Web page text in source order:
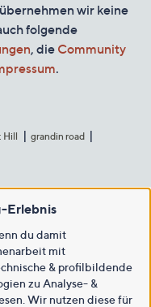
wir keine
folgende
, die Community
.
Hill
grandin road
Erlebnis
du damit
mit
& profilbildende
zu Analyse- &
Wir nutzen diese für